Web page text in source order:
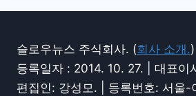
슬로우뉴스 주식회사. (회사 소개.)
등록일자 : 2014. 10. 27. | 대표이
편집인: 강성모. | 등록번호: 서울